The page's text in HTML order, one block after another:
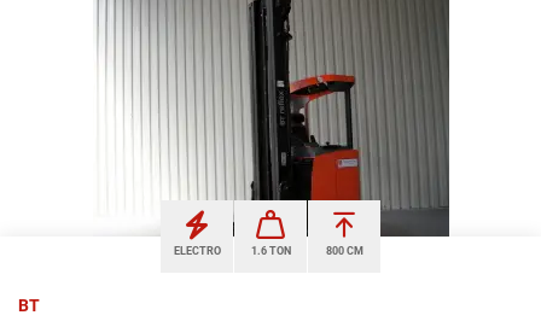
ELECTRO 1.6 TON 800 CM
BT